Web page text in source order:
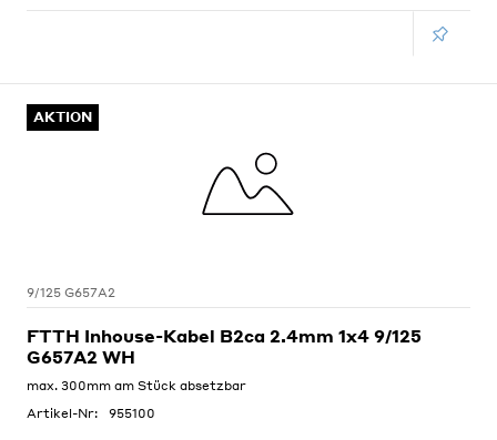
AKTION
9/125 G657A2
FTTH Inhouse-Kabel B2ca 2.4mm 1x4 9/125
G657A2 WH
max. 300mm am Stück absetzbar
Artikel-Nr:
955100